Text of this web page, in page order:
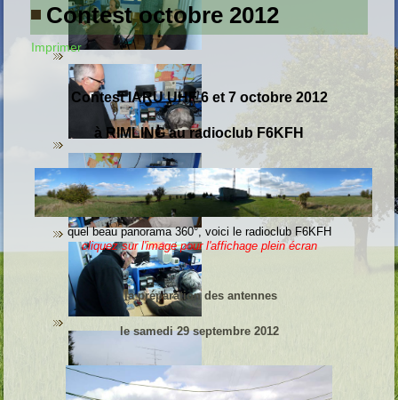
Contest octobre 2012
Imprimer
ContestIARU UHF 6 et 7 octobre 2012
à RIMLING au radioclub F6KFH
quel beau panorama 360°, voici le radioclub F6KFH
cliquez sur l'image pour l'affichage plein écran
la préparation des antennes
le samedi 29 septembre 2012